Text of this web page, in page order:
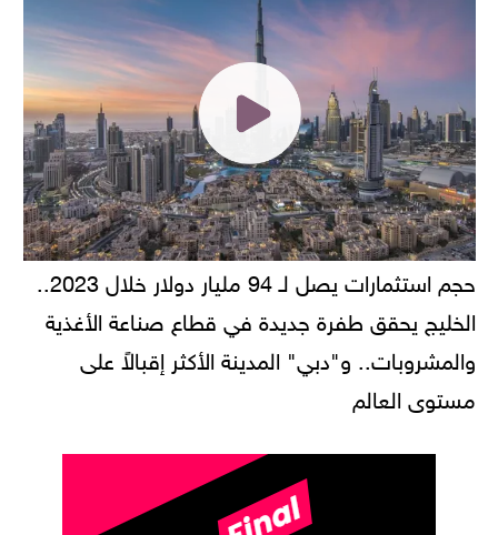
الخليج يحقق طفرة جديدة في قطاع صناعة الأغذية
والمشروبات.. و"دبي" المدينة الأكثر إقبالاً على
مستوى العالم